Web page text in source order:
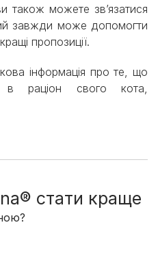
також можете зв’язатися
завжди може допомогти
пропозиції.
інформація про те, що
раціон свого кота,
стати краще